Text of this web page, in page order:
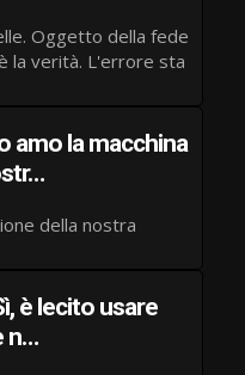
amo la macchina
è lecito usare
n…